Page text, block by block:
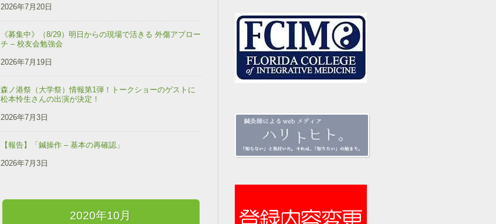
2026年7月20日
《募集中》（8/29）明日からの現場で活きる 外傷アプロー
チ – 校友会勉強会
2026年7月19日
森ノ港祭（大学祭）情報第1弾！トークショーのゲストに
松本怜生さんの出演が決定！
2026年7月3日
【報告】「鍼操作 – 基本の再確認」
2026年7月3日
2020年10月